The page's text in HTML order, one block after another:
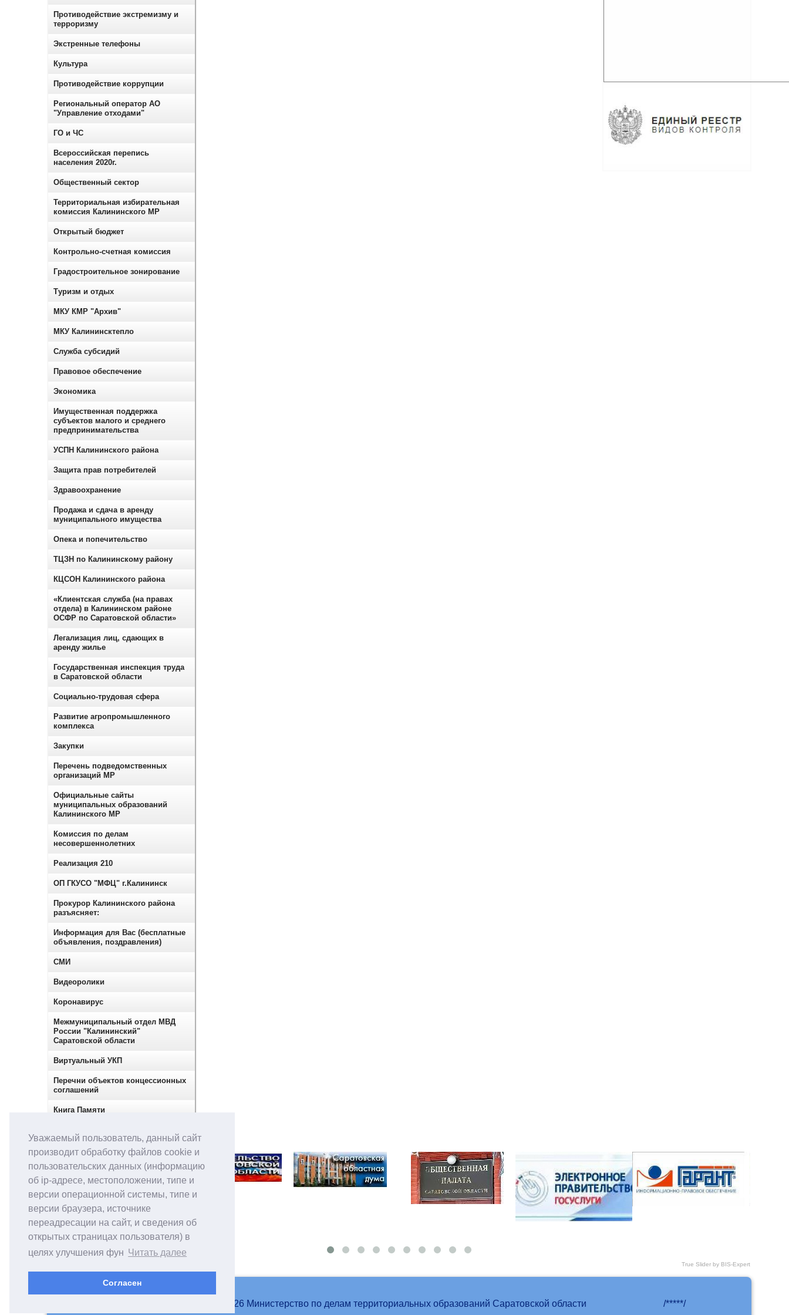
Уважаемый пользователь, данный сайт
производит обработку файлов cookie и
пользовательских данных (информацию
об ip-адресе, местоположении, типе и
версии операционной системы, типе и
версии браузера, источнике
переадресации на сайт, и сведения об
открытых страницах пользователя) в
целях улучшения фун Читать далее
Согласен
Противодействие экстремизму и
терроризму
Экстренные телефоны
Культура
Противодействие коррупции
Региональный оператор АО
"Управление отходами"
ГО и ЧС
Всероссийская перепись
населения 2020г.
Общественный сектор
Территориальная избирательная
комиссия Калининского МР
Открытый бюджет
Контрольно-счетная комиссия
Градостроительное зонирование
Туризм и отдых
МКУ КМР "Архив"
МКУ Калининсктепло
Служба субсидий
Правовое обеспечение
Экономика
Имущественная поддержка
субъектов малого и среднего
предпринимательства
УСПН Калининского района
Защита прав потребителей
Здравоохранение
Продажа и сдача в аренду
муниципального имущества
Опека и попечительство
ТЦЗН по Калининскому району
КЦСОН Калининского района
«Клиентская служба (на правах
отдела) в Калининском районе
ОСФР по Саратовской области»
Легализация лиц, сдающих в
аренду жилье
Государственная инспекция труда
в Саратовской области
Социально-трудовая сфера
Развитие агропромышленного
комплекса
Закупки
Перечень подведомственных
организаций МР
Официальные сайты
муниципальных образований
Калининского МР
Комиссия по делам
несовершеннолетних
Реализация 210
ОП ГКУСО "МФЦ" г.Калининск
Прокурор Калининского района
разъясняет:
Информация для Вас (бесплатные
объявления, поздравления)
СМИ
Видеоролики
Коронавирус
Межмуниципальный отдел МВД
России "Калининский"
Саратовской области
Виртуальный УКП
Перечни объектов концессионных
соглашений
Книга Памяти
закупок
True Slider by BIS-Expert
© 2007-2026 Министерство по делам территориальных образований Саратовской области /*****/